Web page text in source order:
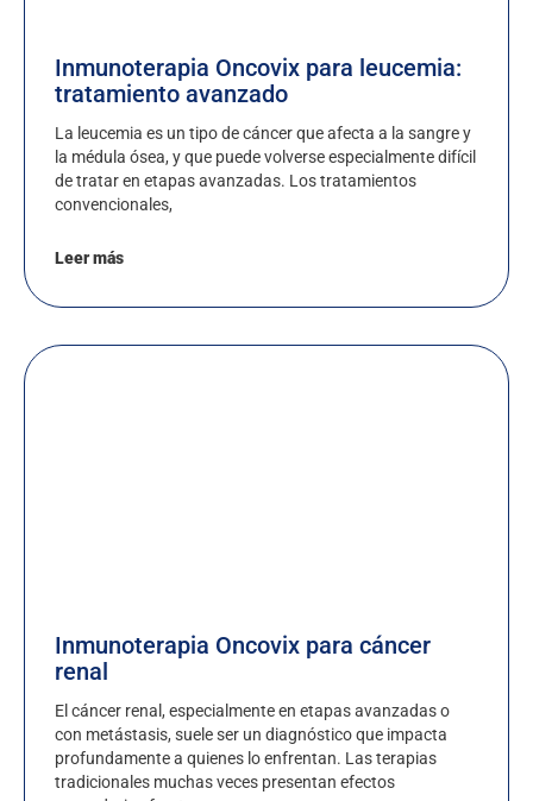
Inmunoterapia Oncovix para leucemia:
tratamiento avanzado
La leucemia es un tipo de cáncer que afecta a la sangre y
la médula ósea, y que puede volverse especialmente difícil
de tratar en etapas avanzadas. Los tratamientos
convencionales,
Leer más
Inmunoterapia Oncovix para cáncer
renal
El cáncer renal, especialmente en etapas avanzadas o
con metástasis, suele ser un diagnóstico que impacta
profundamente a quienes lo enfrentan. Las terapias
tradicionales muchas veces presentan efectos